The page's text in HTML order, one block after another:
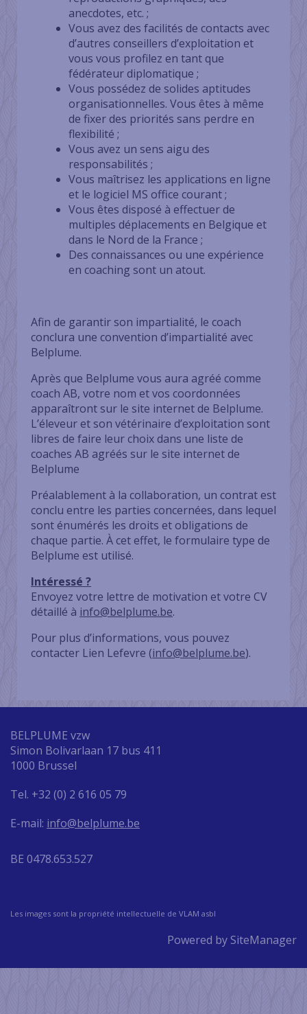
anecdotes, etc. ;
Vous avez des facilités de contacts avec
d’autres conseillers d’exploitation et
vous vous profilez en tant que
fédérateur diplomatique ;
Vous possédez de solides aptitudes
organisationnelles. Vous êtes à même
de fixer des priorités sans perdre en
flexibilité ;
Vous avez un sens aigu des
responsabilités ;
Vous maîtrisez les applications en ligne
et le logiciel MS office courant ;
Vous êtes disposé à effectuer de
multiples déplacements en Belgique et
dans le Nord de la France ;
Des connaissances ou une expérience
en coaching sont un atout.
Afin de garantir son impartialité, le coach
conclura une convention d’impartialité avec
Belplume.
Après que Belplume vous aura agréé comme
coach AB, votre nom et vos coordonnées
apparaîtront sur le site internet de Belplume.
L’éleveur et son vétérinaire d’exploitation sont
libres de faire leur choix dans une liste de
coaches AB agréés sur le site internet de
Belplume
Préalablement à la collaboration, un contrat est
conclu entre les parties concernées, dans lequel
sont énumérés les droits et obligations de
chaque partie. À cet effet, le formulaire type de
Belplume est utilisé.
Intéressé ?
Envoyez votre lettre de motivation et votre CV
détaillé à info@belplume.be.
Pour plus d’informations, vous pouvez
contacter Lien Lefevre (info@belplume.be).
BELPLUME vzw
Simon Bolivarlaan 17 bus 411
1000 Brussel
Tel. +32 (0) 2 616 05 79
E-mail: info@belplume.be
BE 0478.653.527
Les images sont la propriété intellectuelle de VLAM asbl
Powered by SiteManager